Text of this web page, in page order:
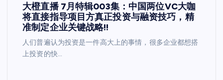
大橙直播 7月特辑003集：中国两位VC大咖
将直接指导项目方真正投资与融资技巧，精
准制定企业关键战略!!
人们普遍认为投资是一件高大上的事情，很多企业都想搭
上投资的快…